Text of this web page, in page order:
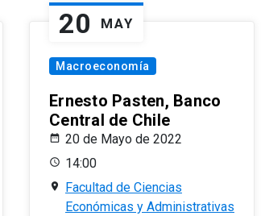
20 MAY
Macroeconomía
Ernesto Pasten, Banco
Central de Chile
20 de Mayo de 2022
14:00
Facultad de Ciencias
Económicas y Administrativas